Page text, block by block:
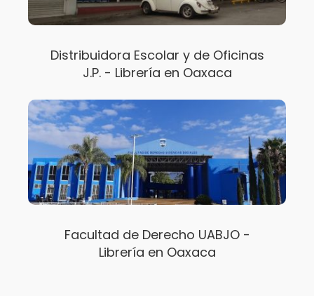
Distribuidora Escolar y de Oficinas
J.P. - Librería en Oaxaca
Facultad de Derecho UABJO -
Librería en Oaxaca